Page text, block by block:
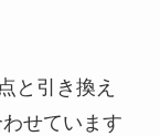
と引き換え
せています